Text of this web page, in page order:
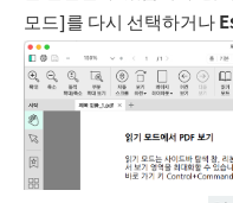
모드]를 다시 선택하거나